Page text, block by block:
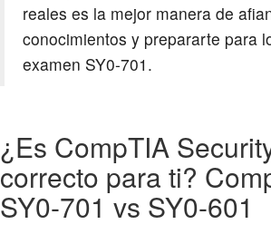
reales es la mejor manera de
conocimientos y prepararte para
examen SY0-701.
¿Es CompTIA
correcto para ti?
SY0-701 vs SY0-601